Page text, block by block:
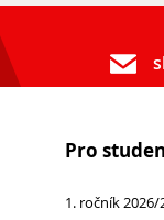
Pro
1. ročník 2026/